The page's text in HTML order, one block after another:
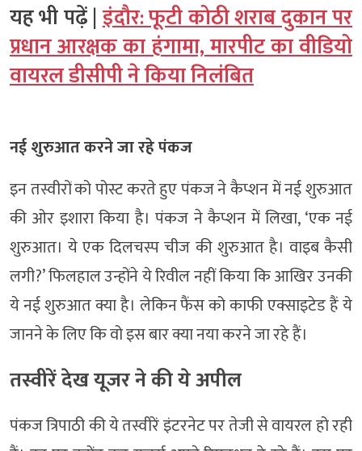
यह भी पढ़ें |इंदौर: फूटी कोठी शराब दुकान पर
प्रधान आरक्षक का हंगामा, मारपीट का वीडियो
वायरल डीसीपी ने किया निलंबित
नई शुरुआत करने जा रहे पंकज
इन तस्वीरों को पोस्ट करते हुए पंकज ने कैप्शन में नई शुरुआत
की ओर इशारा किया है। पंकज ने कैप्शन में लिखा, ‘एक नई
शुरुआत। ये एक दिलचस्प चीज की शुरुआत है। वाइब कैसी
लगी?’ फिलहाल उन्होंने ये रिवील नहीं किया कि आखिर उनकी
ये नई शुरुआत क्या है। लेकिन फैंस को काफी एक्साइटेड हैं ये
जानने के लिए कि वो इस बार क्या नया करने जा रहे हैं।
तस्वीरें देख यूजर ने की ये अपील
पंकज त्रिपाठी की ये तस्वीरें इंटरनेट पर तेजी से वायरल हो रही